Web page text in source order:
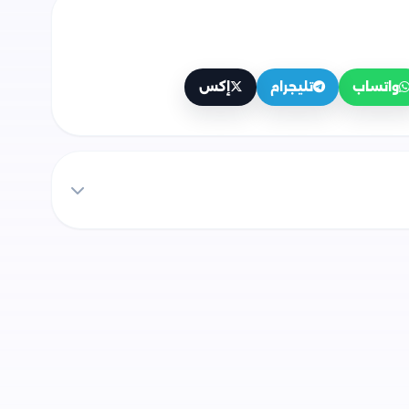
واتساب تليجرام إكس